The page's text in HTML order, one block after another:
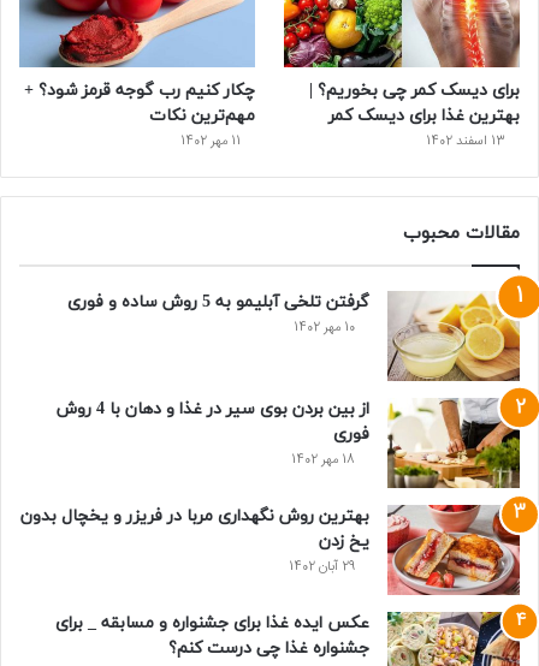
برای دیسک کمر چی بخوریم؟ |
بهترین غذا برای دیسک کمر
13 اسفند 1402
چکار کنیم رب گوجه قرمز شود؟ +
مهم‌ترین نکات
11 مهر 1402
مقالات محبوب
گرفتن تلخی آبلیمو به 5 روش ساده و فوری
10 مهر 1402
از بین بردن بوی سیر در غذا و دهان با 4 روش
فوری
18 مهر 1402
بهترین روش نگهداری مربا در فریزر و یخچال بدون
یخ زدن
29 آبان 1402
عکس ایده غذا برای جشنواره و مسابقه _ برای
جشنواره غذا چی درست کنم؟